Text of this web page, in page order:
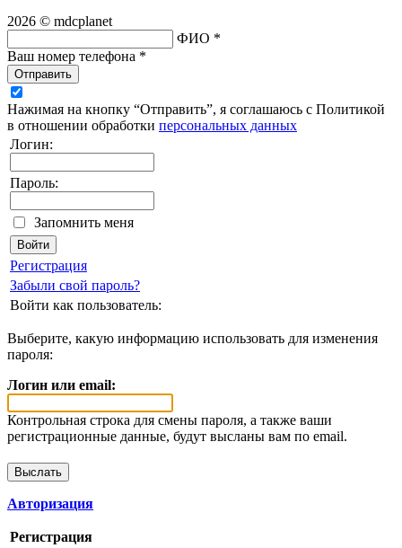
2026 © mdcplanet
ФИО *
Ваш номер телефона *
Отправить
Нажимая на кнопку “Отправить”, я соглашаюсь с Политикой
в отношении обработки персональных данных
Логин:
Пароль:
Запомнить меня
Регистрация
Забыли свой пароль?
Войти как пользователь:
Выберите, какую информацию использовать для изменения
пароля:
Логин или email:
Контрольная строка для смены пароля, а также ваши
регистрационные данные, будут высланы вам по email.
Авторизация
Регистрация